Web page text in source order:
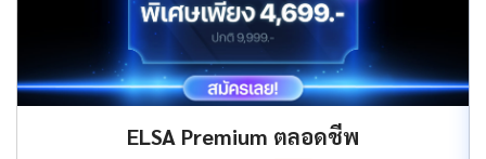
ELSA Premium ตลอดชีพ